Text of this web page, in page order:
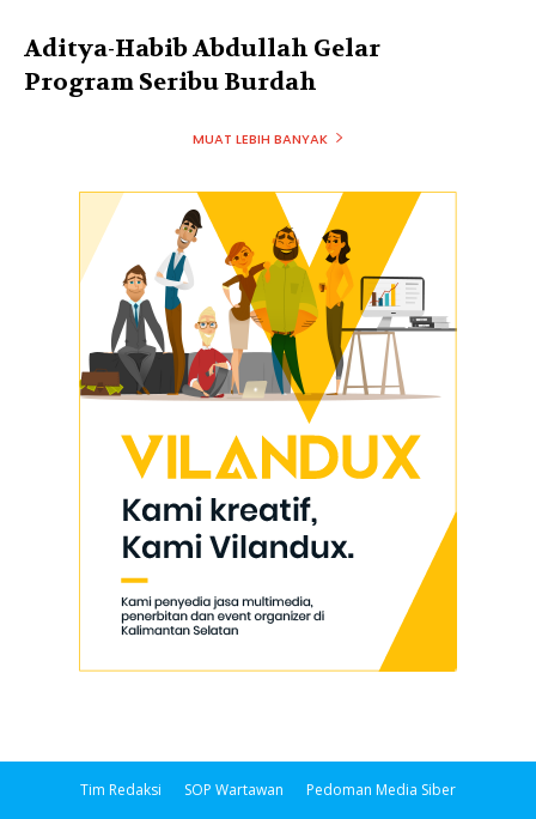
Aditya-Habib Abdullah Gelar
Program Seribu Burdah
MUAT LEBIH BANYAK
Tim Redaksi SOP Wartawan Pedoman Media Siber